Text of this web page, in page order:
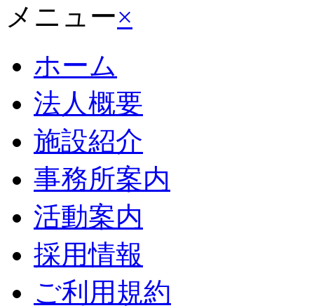
メニュー×
ホーム
法人概要
施設紹介
事務所案内
活動案内
採用情報
ご利用規約